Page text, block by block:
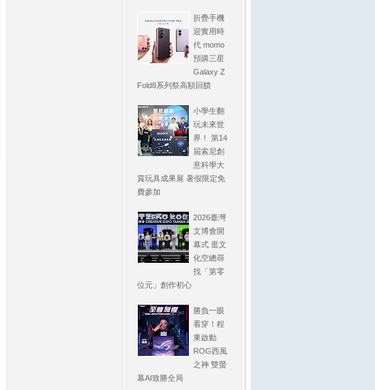
折疊手機
迎實用時
代 momo
預購三星
Galaxy Z
Fold8系列祭高額回饋
小學生翻
玩未來世
界！ 第14
屆索尼創
意科學大
賞玩具成果展 暑假限定免
費參加
2026臺灣
文博會開
幕式 逛文
化空總尋
找「第零
位元」創作初心
勝負一眼
看穿！程
東啟動
ROG西風
之神 雙螢
幕AI致勝全局